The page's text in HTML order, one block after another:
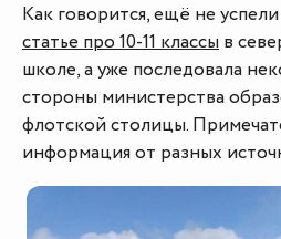
Как говорится, ещё не
статье про 10-11 классы в
школе, а уже последовала
стороны министерства
флотской столицы.
информация от разных